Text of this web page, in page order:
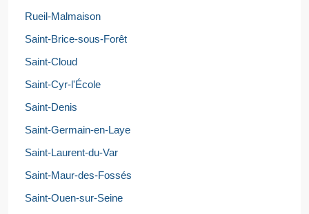
Rueil-Malmaison
Saint-Brice-sous-Forêt
Saint-Cloud
Saint-Cyr-l'École
Saint-Denis
Saint-Germain-en-Laye
Saint-Laurent-du-Var
Saint-Maur-des-Fossés
Saint-Ouen-sur-Seine